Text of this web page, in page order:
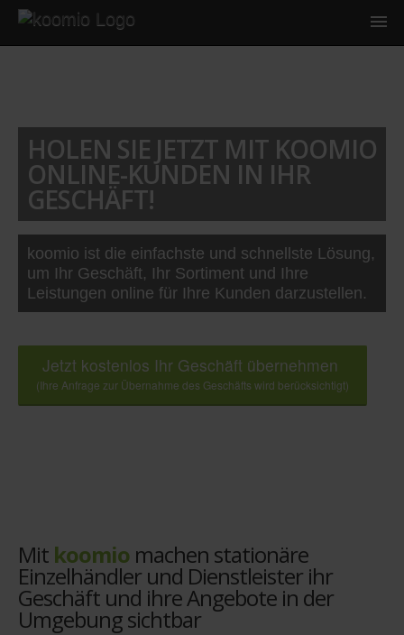
HOLEN SIE JETZT MIT KOOMIO
ONLINE-KUNDEN IN IHR
GESCHÄFT!
koomio ist die einfachste und schnellste Lösung,
um Ihr Geschäft, Ihr Sortiment und Ihre
Leistungen online für Ihre Kunden darzustellen.
Jetzt kostenlos Ihr Geschäft übernehmen
(Ihre Anfrage zur Übernahme des Geschäfts wird berücksichtigt)
Mit koomio machen stationäre
Einzelhändler und Dienstleister ihr
Geschäft und ihre Angebote in der
Umgebung sichtbar